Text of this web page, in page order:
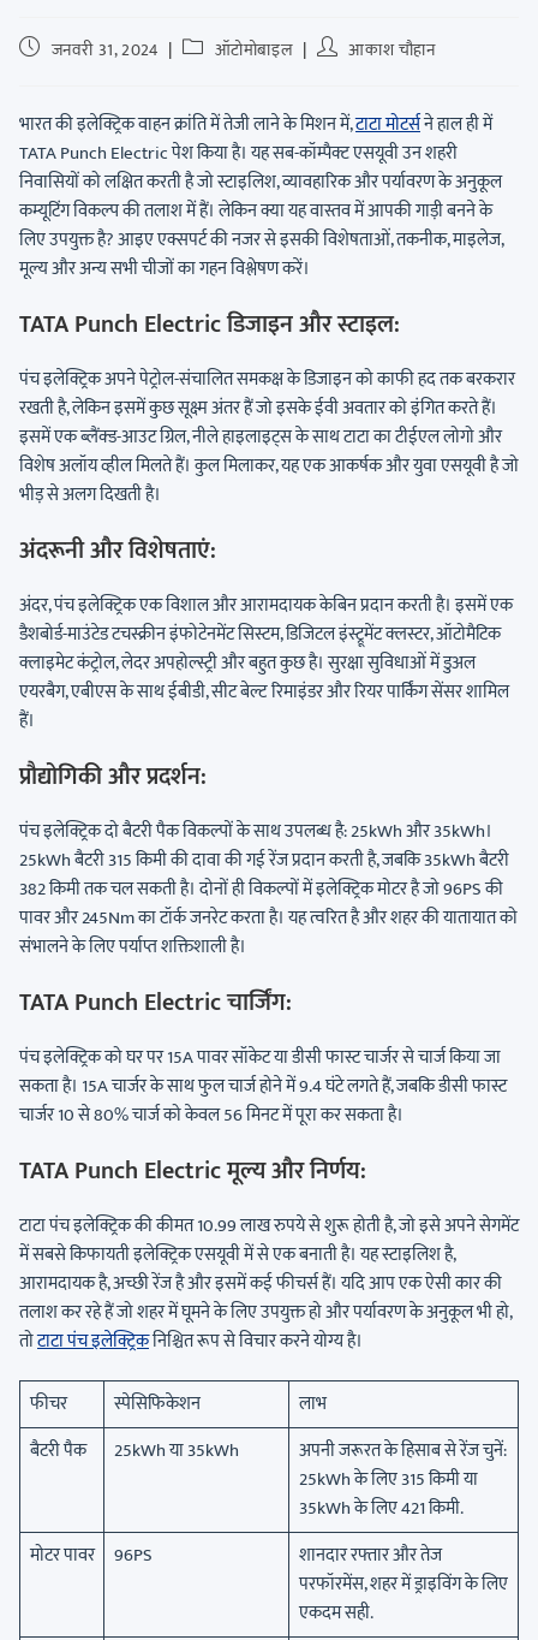
जनवरी 31, 2024 ऑटोमोबाइल आकाश चौहान
भारत की इलेक्ट्रिक वाहन क्रांति में तेजी लाने के मिशन में,टाटा मोटर्सने हाल ही में
TATA Punch Electric पेश किया है। यह सब-कॉम्पैक्ट एसयूवी उन शहरी
निवासियों को लक्षित करती है जो स्टाइलिश, व्यावहारिक और पर्यावरण के अनुकूल
कम्यूटिंग विकल्प की तलाश में हैं। लेकिन क्या यह वास्तव में आपकी गाड़ी बनने के
लिए उपयुक्त है? आइए एक्सपर्ट की नजर से इसकी विशेषताओं, तकनीक, माइलेज,
मूल्य और अन्य सभी चीजों का गहन विश्लेषण करें।
TATA Punch Electricडिजाइन और स्टाइल:
पंच इलेक्ट्रिक अपने पेट्रोल-संचालित समकक्ष के डिजाइन को काफी हद तक बरकरार
रखती है, लेकिन इसमें कुछ सूक्ष्म अंतर हैं जो इसके ईवी अवतार को इंगित करते हैं।
इसमें एक ब्लैंक्ड-आउट ग्रिल, नीले हाइलाइट्स के साथ टाटा का टीईएल लोगो और
विशेष अलॉय व्हील मिलते हैं। कुल मिलाकर, यह एक आकर्षक और युवा एसयूवी है जो
भीड़ से अलग दिखती है।
अंदरूनी और विशेषताएं:
अंदर, पंच इलेक्ट्रिक एक विशाल और आरामदायक केबिन प्रदान करती है। इसमें एक
डैशबोर्ड-माउंटेड टचस्क्रीन इंफोटेनमेंट सिस्टम, डिजिटल इंस्ट्रूमेंट क्लस्टर, ऑटोमैटिक
क्लाइमेट कंट्रोल, लेदर अपहोल्स्ट्री और बहुत कुछ है। सुरक्षा सुविधाओं में डुअल
एयरबैग, एबीएस के साथ ईबीडी, सीट बेल्ट रिमाइंडर और रियर पार्किंग सेंसर शामिल
हैं।
प्रौद्योगिकी और प्रदर्शन:
पंच इलेक्ट्रिक दो बैटरी पैक विकल्पों के साथ उपलब्ध है: 25kWh और 35kWh।
25kWh बैटरी 315 किमी की दावा की गई रेंज प्रदान करती है, जबकि 35kWh बैटरी
382 किमी तक चल सकती है। दोनों ही विकल्पों में इलेक्ट्रिक मोटर है जो 96PS की
पावर और 245Nm का टॉर्क जनरेट करता है। यह त्वरित है और शहर की यातायात को
संभालने के लिए पर्याप्त शक्तिशाली है।
TATA Punch Electricचार्जिंग:
पंच इलेक्ट्रिक को घर पर 15A पावर सॉकेट या डीसी फास्ट चार्जर से चार्ज किया जा
सकता है। 15A चार्जर के साथ फुल चार्ज होने में 9.4 घंटे लगते हैं, जबकि डीसी फास्ट
चार्जर 10 से 80% चार्ज को केवल 56 मिनट में पूरा कर सकता है।
TATA Punch Electricमूल्य और निर्णय:
टाटा पंच इलेक्ट्रिक की कीमत 10.99 लाख रुपये से शुरू होती है, जो इसे अपने सेगमेंट
में सबसे किफायती इलेक्ट्रिक एसयूवी में से एक बनाती है। यह स्टाइलिश है,
आरामदायक है, अच्छी रेंज है और इसमें कई फीचर्स हैं। यदि आप एक ऐसी कार की
तलाश कर रहे हैं जो शहर में घूमने के लिए उपयुक्त हो और पर्यावरण के अनुकूल भी हो,
तोटाटा पंच इलेक्ट्रिकनिश्चित रूप से विचार करने योग्य है।
फीचर स्पेसिफिकेशन
लाभ
बैटरी पैक
25kWh या 35kWh
अपनी जरूरत के हिसाब से रेंज चुनें:
25kWh के लिए 315 किमी या
35kWh के लिए 421 किमी.
मोटर पावर
96PS
शानदार रफ्तार और तेज
परफॉरमेंस, शहर में ड्राइविंग के लिए
एकदम सही.